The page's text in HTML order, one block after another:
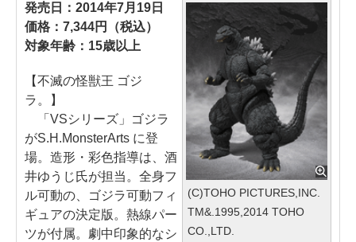
(C)TOHO PICTURES,INC.
TM&.1995,2014 TOHO
CO.,LTD.
発売日：2014年7月19日
価格：7,344円（税込）
対象年齢：15歳以上
【不滅の怪獣王 ゴジ
ラ。】
「VSシリーズ」ゴジラ
がS.H.MonsterArts に登
場。造形・彩色指導は、酒
井ゆうじ氏が担当。全身フ
ル可動の、ゴジラ可動フィ
ギュアの決定版。熱線パー
ツが付属。劇中印象的なシ